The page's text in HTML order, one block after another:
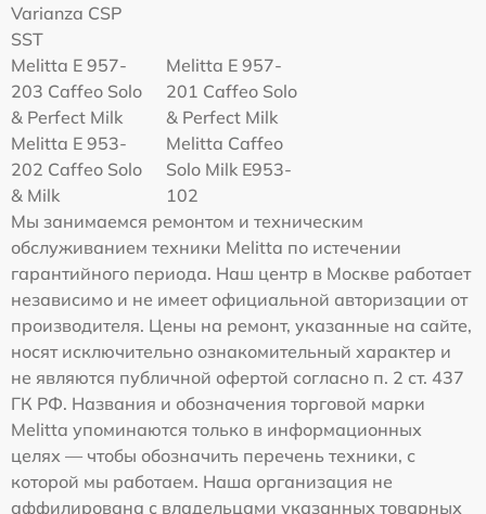
Varianza CSP
SST
Melitta E 957-
203 Caffeo Solo
& Perfect Milk
Melitta E 957-
201 Caffeo Solo
& Perfect Milk
Melitta Е 953-
202 Caffeo Solo
& Milk
Melitta Caffeo
Solo Milk E953-
102
Мы занимаемся ремонтом и техническим
обслуживанием техники Melitta по истечении
гарантийного периода. Наш центр в Москве работает
независимо и не имеет официальной авторизации от
производителя. Цены на ремонт, указанные на сайте,
носят исключительно ознакомительный характер и
не являются публичной офертой согласно п. 2 ст. 437
ГК РФ. Названия и обозначения торговой марки
Melitta упоминаются только в информационных
целях — чтобы обозначить перечень техники, с
которой мы работаем. Наша организация не
аффилирована с владельцами указанных товарных